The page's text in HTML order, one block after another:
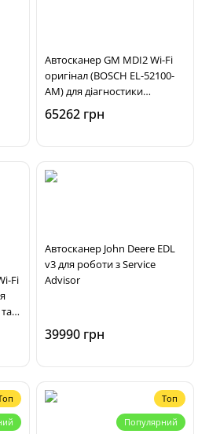
Автосканер GM MDI2 Wi-Fi
оригінал (BOSCH EL-52100-
AM) для діагностики
автомобілів Opel, Chevrolet,
Buick
65262 грн
Fi
Автосканер John Deere EDL
v3 для роботи з Service
Advisor
39990 грн
Топ
Популярний